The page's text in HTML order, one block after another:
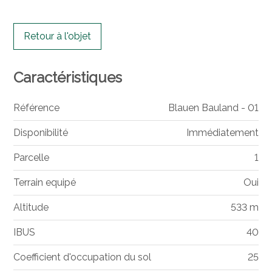
Retour à l'objet
Caractéristiques
Référence Blauen Bauland - 01
Disponibilité Immédiatement
Parcelle 1
Terrain equipé Oui
Altitude 533 m
IBUS 40
Coefficient d'occupation du sol 25